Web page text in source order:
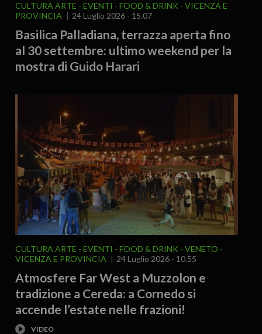
CULTURA ARTE EVENTI FOOD & DRINK
VICENZA E
PROVINCIA
24 Luglio 2026 - 15.07
Basilica Palladiana, terrazza aperta fino
al 30 settembre: ultimo weekend per la
mostra di Guido Harari
CULTURA ARTE EVENTI FOOD & DRINK
VENETO
VICENZA E PROVINCIA
24 Luglio 2026 - 10.55
Atmosfere Far West a Muzzolon e
tradizione a Cereda: a Cornedo si
accende l’estate nelle frazioni!